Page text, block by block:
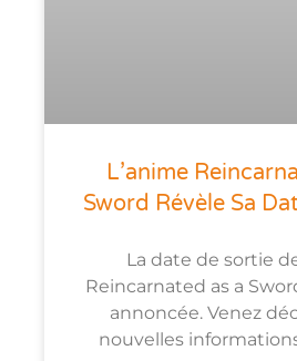
L’anime
Sword Révèle Sa
La date de sortie
Reincarnated as a
annoncée. Venez
nouvelles